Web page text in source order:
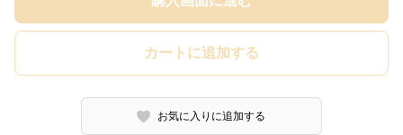
カートに追加する
お気に入りに追加する